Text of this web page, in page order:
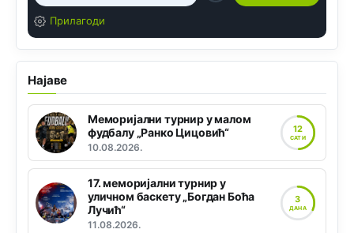
Прилагоди
Најаве
Меморијални турнир у малом
фудбалу „Ранко Цицовић“
10.08.2026.
12
САТИ
17. меморијални турнир у
уличном баскету „Богдан Боћа
Лучић“
11.08.2026.
3
ДАНА